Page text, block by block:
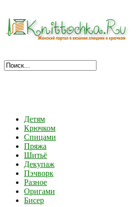
Детям
Крючком
Спицами
Пряжа
Шитьё
Декупаж
Пэчворк
Разное
Оригами
Бисер